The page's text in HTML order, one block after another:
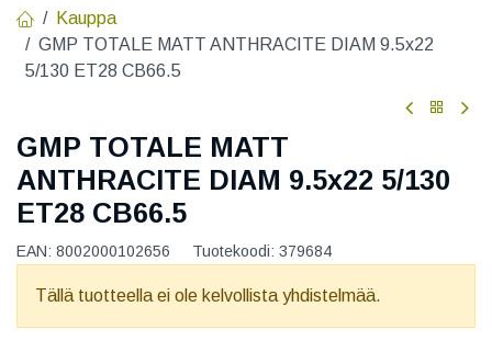
Kauppa
GMP TOTALE MATT ANTHRACITE DIAM 9.5x22
5/130 ET28 CB66.5
GMP TOTALE MATT
ANTHRACITE DIAM 9.5x22 5/130
ET28 CB66.5
EAN: 8002000102656 Tuotekoodi: 379684
Tällä tuotteella ei ole kelvollista yhdistelmää.